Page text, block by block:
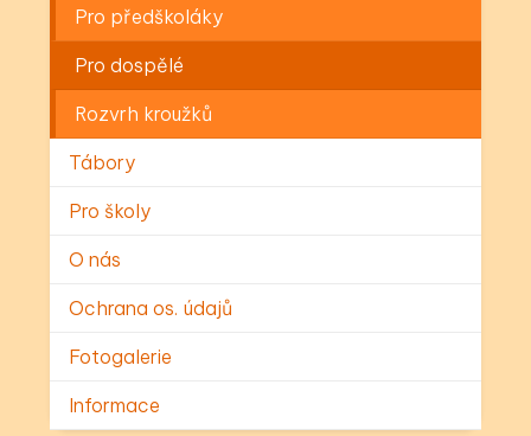
Pro předškoláky
Pro dospělé
Rozvrh kroužků
Tábory
Pro školy
O nás
Ochrana os. údajů
Fotogalerie
Informace